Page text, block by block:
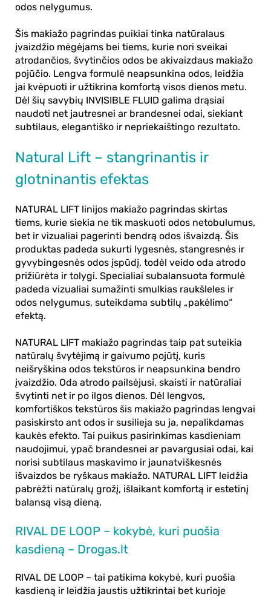
odos nelygumus.
Šis makiažo pagrindas puikiai tinka natūralaus
įvaizdžio mėgėjams bei tiems, kurie nori sveikai
atrodančios, švytinčios odos be akivaizdaus makiažo
pojūčio. Lengva formulė neapsunkina odos, leidžia
jai kvėpuoti ir užtikrina komfortą visos dienos metu.
Dėl šių savybių INVISIBLE FLUID galima drąsiai
naudoti net jautresnei ar brandesnei odai, siekiant
subtilaus, elegantiško ir nepriekaištingo rezultato.
Natural Lift – stangrinantis ir
glotninantis efektas
NATURAL LIFT linijos makiažo pagrindas skirtas
tiems, kurie siekia ne tik maskuoti odos netobulumus,
bet ir vizualiai pagerinti bendrą odos išvaizdą. Šis
produktas padeda sukurti lygesnės, stangresnės ir
gyvybingesnės odos įspūdį, todėl veido oda atrodo
prižiūrėta ir tolygi. Specialiai subalansuota formulė
padeda vizualiai sumažinti smulkias raukšleles ir
odos nelygumus, suteikdama subtilų „pakėlimo“
efektą.
NATURAL LIFT makiažo pagrindas taip pat suteikia
natūralų švytėjimą ir gaivumo pojūtį, kuris
neišryškina odos tekstūros ir neapsunkina bendro
įvaizdžio. Oda atrodo pailsėjusi, skaisti ir natūraliai
švytinti net ir po ilgos dienos. Dėl lengvos,
komfortiškos tekstūros šis makiažo pagrindas lengvai
pasiskirsto ant odos ir susilieja su ja, nepalikdamas
kaukės efekto. Tai puikus pasirinkimas kasdieniam
naudojimui, ypač brandesnei ar pavargusiai odai, kai
norisi subtilaus maskavimo ir jaunatviškesnės
išvaizdos be ryškaus makiažo. NATURAL LIFT leidžia
pabrėžti natūralų grožį, išlaikant komfortą ir estetinį
balansą visą dieną.
RIVAL DE LOOP – kokybė, kuri puošia
kasdieną – Drogas.lt
RIVAL DE LOOP – tai patikima kokybė, kuri puošia
kasdieną ir leidžia jaustis užtikrintai bet kurioje